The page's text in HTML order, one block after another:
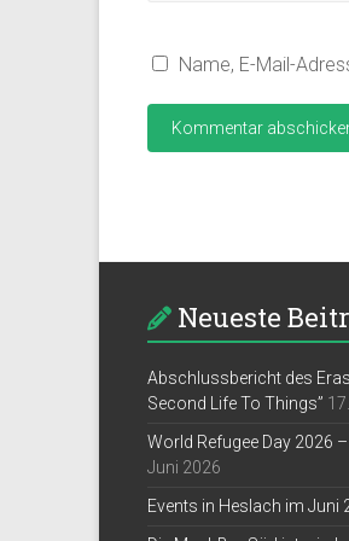
Name, E-Mail-
Neueste
Abschlussbericht des
Second Life To Things”
World Refugee Day 2026
Juni 2026
Events in Heslach im Juni